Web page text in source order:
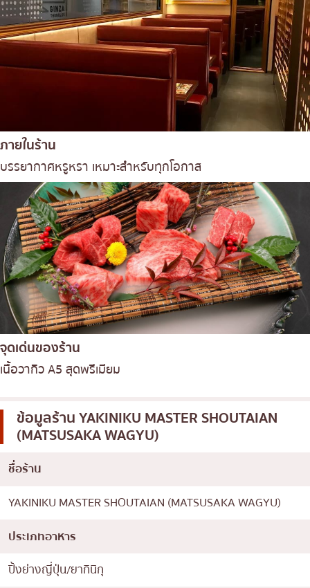
ภายในร้าน
บรรยากาศหรูหรา เหมาะสำหรับทุกโอกาส
จุดเด่นของร้าน
เนื้อวากิว A5 สุดพรีเมียม
ข้อมูลร้านYAKINIKU MASTER SHOUTAIAN
(MATSUSAKA WAGYU)
ชื่อร้าน
YAKINIKU MASTER SHOUTAIAN (MATSUSAKA WAGYU)
ประเภทอาหาร
ปิ้งย่างญี่ปุ่น/ยากินิกุ